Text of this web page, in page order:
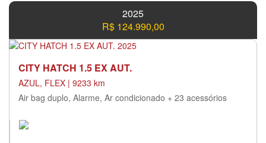
2025
R$ 124.990,00
CITY HATCH 1.5 EX AUT.
AZUL, FLEX | 9233 km
Air bag duplo, Alarme, Ar condicionado + 23 acessórios